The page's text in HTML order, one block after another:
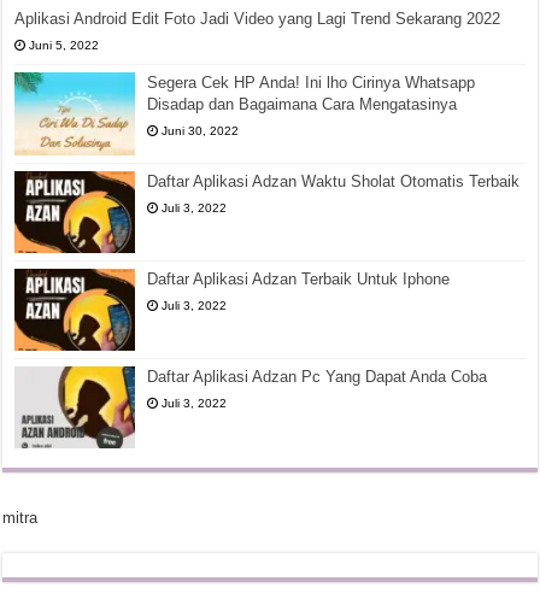
Aplikasi Android Edit Foto Jadi Video yang Lagi Trend Sekarang 2022
Juni 5, 2022
Segera Cek HP Anda! Ini lho Cirinya Whatsapp
Disadap dan Bagaimana Cara Mengatasinya
Juni 30, 2022
Daftar Aplikasi Adzan Waktu Sholat Otomatis Terbaik
Juli 3, 2022
Daftar Aplikasi Adzan Terbaik Untuk Iphone
Juli 3, 2022
Daftar Aplikasi Adzan Pc Yang Dapat Anda Coba
Juli 3, 2022
mitra